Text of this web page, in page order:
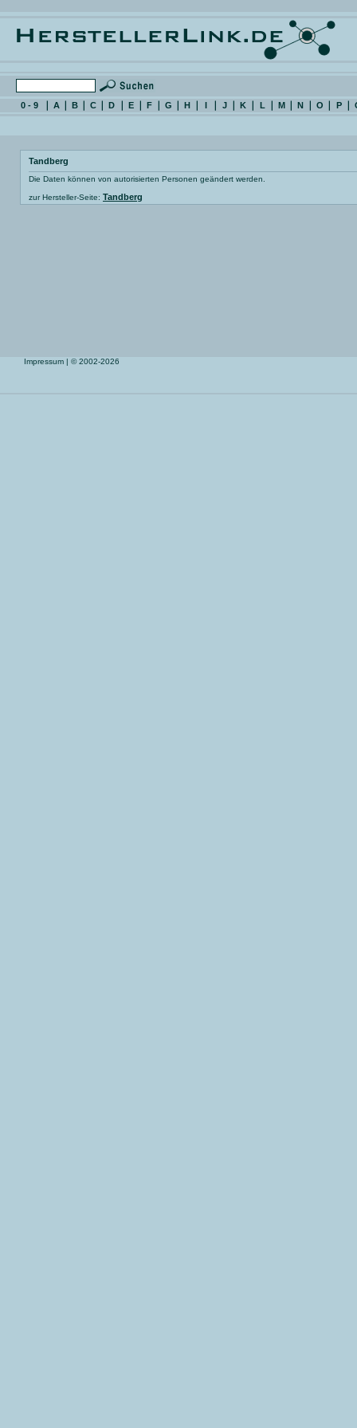
0 - 9 A B C D E F G H I J K L M N O P
Tandberg
Die Daten können von autorisierten Personen geändert werden.
zur Hersteller-Seite: Tandberg
Impressum | © 2002-2026